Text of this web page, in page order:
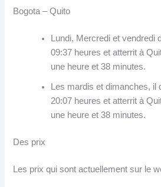
Bogota – Quito
Lundi, Mercredi et vendredi
09:37 heures et atterrit à
une heure et 38 minutes.
Les mardis et dimanches, il
20:07 heures et atterrit à
une heure et 38 minutes.
Des prix
Les prix qui sont actuellement sur le